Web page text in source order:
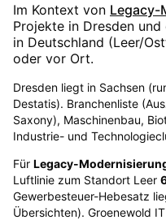
Im Kontext von Legacy-
Projekte in Dresden und
in Deutschland (Leer/
oder vor Ort.
Dresden liegt in Sachsen
Destatis). Branchenliste
Saxony), Maschinenbau,
Industrie- und
Für Legacy-
Luftlinie zum Standort Leer
Gewerbesteuer-Hebesatz
Übersichten). Groenewold